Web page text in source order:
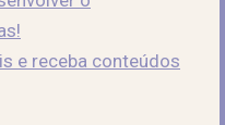
e receba conteúdos